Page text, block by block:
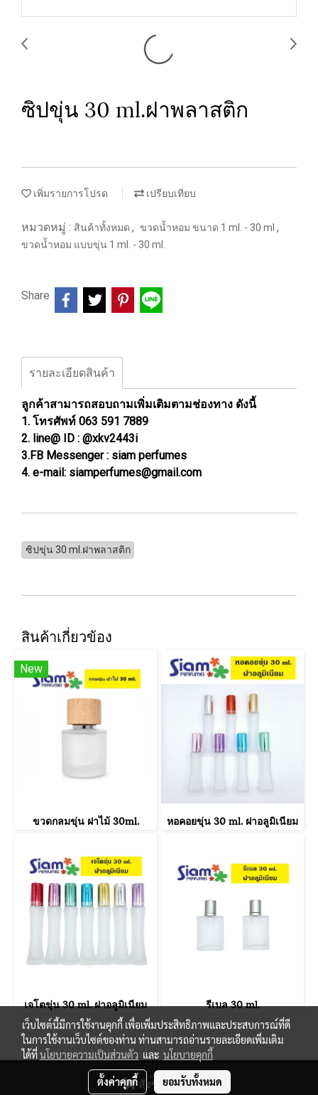
ซิปขุ่น 30 ml.ฝาพลาสติก
สั่งซื้อสินค้า
เพิ่มรายการโปรด เปรียบเทียบ
หมวดหมู่ : สินค้าทั้งหมด , ขวดน้ำหอม ขนาด 1 ml. - 30 ml ,
ขวดน้ำหอม แบบขุ่น 1 ml. - 30 ml.
Share
รายละเอียดสินค้า
ลูกค้าสามารถสอบถามเพิ่มเติมตามช่องทาง ดังนี้
1. โทรศัพท์ 063 591 7889
2. line@ ID : @xkv2443i
3.FB Messenger : siam perfumes
4. e-mail: siamperfumes@gmail.com
ซิปขุ่น 30 ml.ฝาพลาสติก
สินค้าเกี่ยวข้อง
New
ขวดกลมขุ่น ฝาไม้ 30ml. หอคอยขุ่น 30 ml. ฝาอลูมิเนียม
เจโตขุ่น 30 ml. ฝาอลูมิเนียม รีเบล 30 ml.
© Copyright 2021 All Reserved. siamperfumes.com
เว็บไซต์นี้มีการใช้งานคุกกี้ เพื่อเพิ่มประสิทธิภาพและประสบการณ์ที่ดี
ในการใช้งานเว็บไซต์ของท่าน ท่านสามารถอ่านรายละเอียดเพิ่มเติม
ได้ที่นโยบายความเป็นส่วนตัว และ นโยบายคุกกี้
ตั้งค่าคุกกี้ ยอมรับทั้งหมด